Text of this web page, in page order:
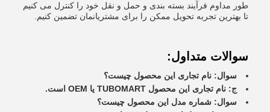
طور مداوم فرآیند بسته بندی و حمل و نقل خود را کنترل می کنیم
تا بهترین تجربه تحویل ممکن را برای مشتریانمان تضمین کنیم.
سوالات متداول:
سوال: نام تجاری این محصول چیست؟
ج: نام تجاری این محصول TUBOMART یا OEM است.
سوال: شماره مدل این محصول چیست؟